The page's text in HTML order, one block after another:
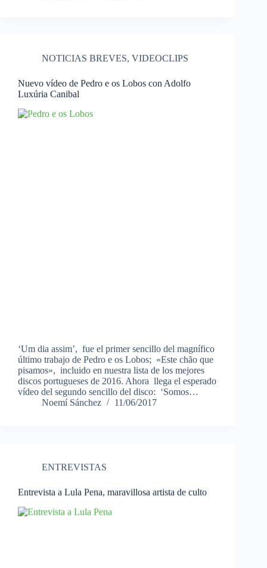
NOTICIAS BREVES, VIDEOCLIPS
Nuevo vídeo de Pedro e os Lobos con Adolfo
Luxúria Canibal
‘Um dia assim’, fue el primer sencillo del magnífico
último trabajo de Pedro e os Lobos; «Este chão que
pisamos», incluido en nuestra lista de los mejores
discos portugueses de 2016. Ahora llega el esperado
vídeo del segundo sencillo del disco: ‘Somos…
Noemí Sánchez
11/06/2017
ENTREVISTAS
Entrevista a Lula Pena, maravillosa artista de culto